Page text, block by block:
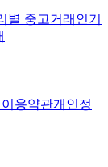
별 중고거래 인기
용약관개인정